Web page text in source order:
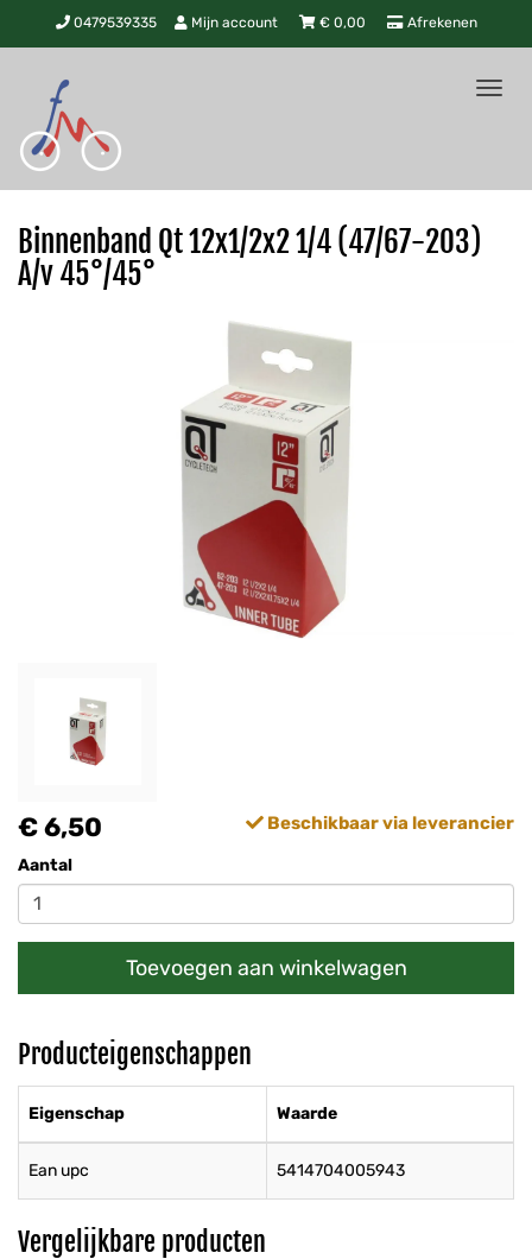
0479539335 Mijn account € 0,00 Afrekenen
Binnenband Qt 12x1/2x2 1/4 (47/67-203)
A/v 45°/45°
€ 6,50 Beschikbaar via leverancier
Aantal
Toevoegen aan winkelwagen
Producteigenschappen
Eigenschap Waarde
Ean upc 5414704005943
Vergelijkbare producten